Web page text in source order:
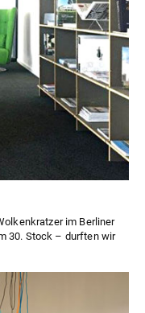
im Berliner
30. Stock – durften wir